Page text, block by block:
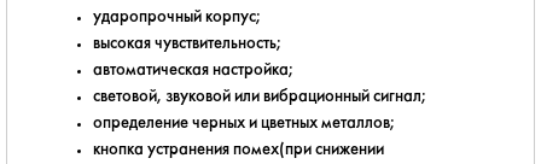
ударопрочный корпус;
высокая чувствительность;
автоматическая настройка;
световой, звуковой или вибрационный сигнал;
определение черных и цветных металлов;
кнопка устранения помех(при снижении